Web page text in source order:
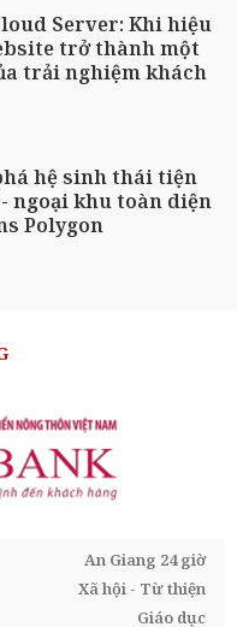
Server: Khi hiệu
trở thành một
trải nghiệm khách
hệ sinh thái tiện
ngoại khu toàn diện
Polygon
An Giang 24 giờ
Xã hội - Từ thiện
Giáo dục